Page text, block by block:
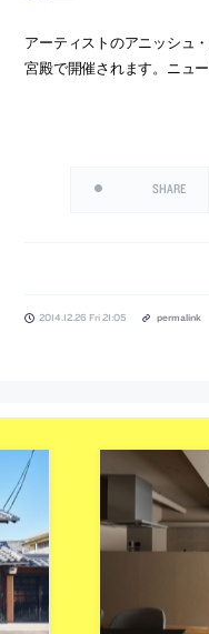
アーティストのアニッシュ
宮殿で開催されます。ニュ
SHARE
2014.12.26 Fri 21:05 permalink